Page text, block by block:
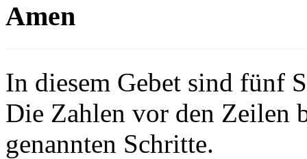
Amen
In diesem Gebet sind fünf
Die Zahlen vor den Zeilen
genannten Schritte.